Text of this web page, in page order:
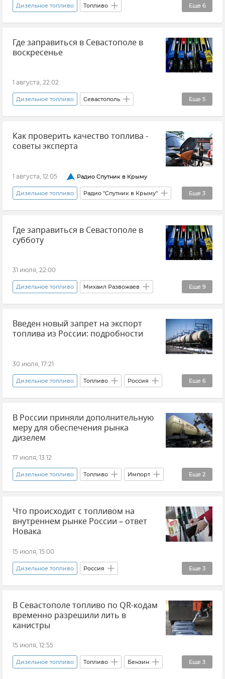
Еще 6
Дизельное топливо Топливо
Совет эксперта Юрий Артамонов
Бензин Автомобиль Крым
Дефицит топлива в Крыму
Где заправиться в Севастополе в
воскресенье
1 августа, 22:02
Еще 5
Дизельное топливо Севастополь
Новости Севастополя Топливо
Топливо в Крыму Газомоторное топливо
Как проверить качество топлива -
советы эксперта
1 августа, 12:05 Радио Спутник в Крыму
Еще 3
Дизельное топливо Радио "Спутник в Крыму"
Топливо Топливо в Крыму Качество
Где заправиться в Севастополе в
субботу
31 июля, 22:00
Еще 9
Дизельное топливо Михаил Развожаев
Новости Севастополя Севастополь
Крым Новости Крыма
QR-коды на топливо в Севастополе Бензин
Введен новый запрет на экспорт
топлива из России: подробности
30 июля, 17:21
Еще 6
Дизельное топливо Топливо Россия
Закон и право Экспорт Новости
Александр Новак Правительство России
Бензин
В России приняли дополнительную
меру для обеспечения рынка
дизелем
17 июля, 13:12
Еще 2
Дизельное топливо Топливо Импорт
Министерство энергетики Российской Федерации (Минэнерго РФ)
Новости
Что происходит с топливом на
внутреннем рынке России – ответ
Новака
15 июля, 15:00
Еще 3
Дизельное топливо Россия
Александр Новак Топливо
Топливно-энергетический комплекс
В Севастополе топливо по QR-кодам
временно разрешили лить в
канистры
15 июля, 12:55
Еще 3
Дизельное топливо Топливо Бензин